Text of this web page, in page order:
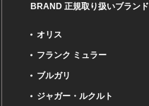
BRAND 正規取り扱いブランド
オリス
フランク ミュラー
ブルガリ
ジャガー・ルクルト